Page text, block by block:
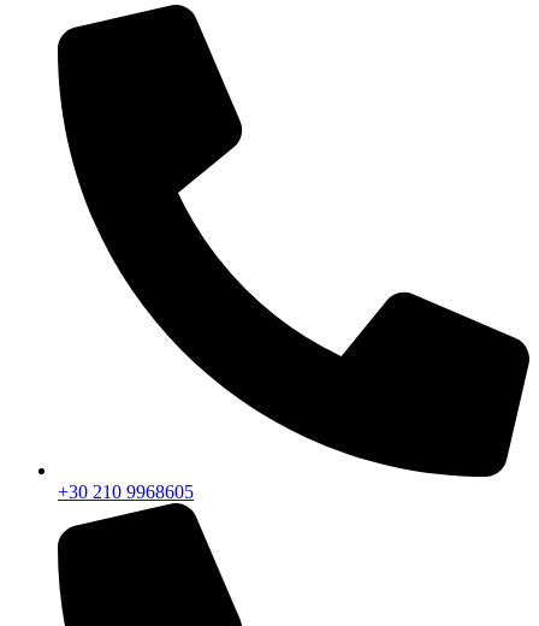
+30 210 9968605